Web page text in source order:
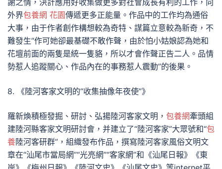
謝之情，決計應用好收集做更多對社會成長有利的工作，向
外界包養網 花園傳遞更多正能量。作品中的工作均為通俗
大事，由于作者創作構想較為奇特、謀篇立意較為新奇，不
難發生“作可她卻最基礎不敢作聲，由於怕小姑娘認為她和
花壇前面的兩隻是統一隻貉，所以才會作聲正告二人。品情
勢惹人追蹤關心、作品內在的事務惹人震動”的後果。
8. 《陸河客家文明的“收集抽像年夜使”》
羅新煥積極發掘、研討、弘揚陸河客家文明， 包養網牽頭組
建陸河縣客家文明研討會，并建立了“陸河客家”大眾號和“包
養陸河客研群”，組織發布作品，撰寫陸河客家風俗文明文
章在“汕尾市當局網”“光亮網”“客家網”和《汕尾日報》《東